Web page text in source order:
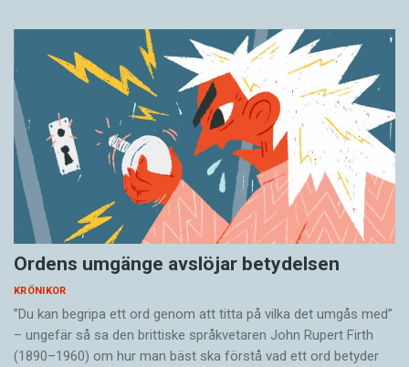
Ordens umgänge avslöjar betydelsen
KRÖNIKOR
”Du kan begripa ett ord genom att titta på vilka det umgås med”
– ungefär så sa den brittiske språkvetaren John Rupert Firth
(1890–1960) om hur man bäst ska förstå vad ett ord betyder